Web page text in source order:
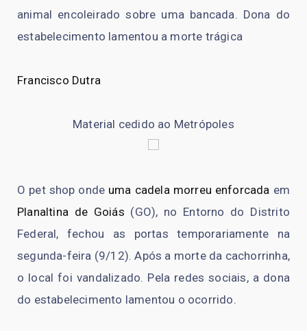
animal encoleirado sobre uma bancada. Dona do
estabelecimento lamentou a morte trágica
Francisco Dutra
Material cedido ao Metrópoles
O pet shop onde uma cadela morreu enforcada em
Planaltina de Goiás (GO), no Entorno do Distrito
Federal, fechou as portas temporariamente na
segunda-feira (9/12). Após a morte da cachorrinha,
o local foi vandalizado. Pela redes sociais, a dona
do estabelecimento lamentou o ocorrido.